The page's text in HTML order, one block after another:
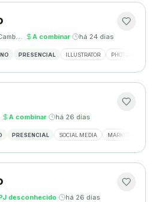
Balneário Camboriú, SC · A combinar· há 24 dias
PRESENCIAL ILLUSTRATOR PHOTOSHOP
· A combinar· há 26 dias
PRESENCIAL SOCIAL MEDIA MARKETING
desconhecido· há 26 dias